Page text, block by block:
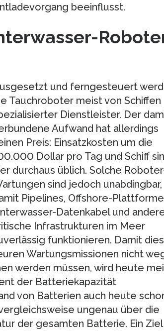
beeinflusst.
und ferngesteuert
Tauchroboter meist von Schiffen
Dienstleister. Der
Aufwand hat allerdings
Preis: Einsatzkosten um die
Dollar pro Tag und Schiff
durchaus üblich. Solche
sind jedoch unabdingbar,
Pipelines, Offshore-
Datenkabel und
Infrastrukturen im Meer
funktionieren. Damit
Wartungsmissionen nicht
werden müssen, wird heute
der Batteriekapazität
von Batterien auch heute
ungenau über die
der gesamten Batterie. Ein